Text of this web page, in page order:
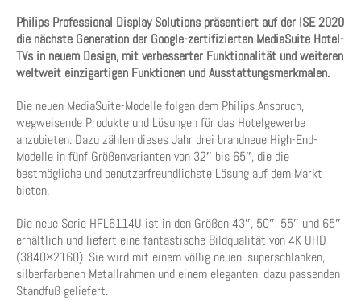
Philips Professional Display Solutions präsentiert auf der ISE 2020
die nächste Generation der Google-zertifizierten MediaSuite Hotel-
TVs in neuem Design, mit verbesserter Funktionalität und weiteren
weltweit einzigartigen Funktionen und Ausstattungsmerkmalen.
Die neuen MediaSuite-Modelle folgen dem Philips Anspruch,
wegweisende Produkte und Lösungen für das Hotelgewerbe
anzubieten. Dazu zählen dieses Jahr drei brandneue High-End-
Modelle in fünf Größenvarianten von 32″ bis 65″, die die
bestmögliche und benutzerfreundlichste Lösung auf dem Markt
bieten.
Die neue Serie HFL6114U ist in den Größen 43″, 50″, 55″ und 65″
erhältlich und liefert eine fantastische Bildqualität von 4K UHD
(3840×2160). Sie wird mit einem völlig neuen, superschlanken,
silberfarbenen Metallrahmen und einem eleganten, dazu passenden
Standfuß geliefert.